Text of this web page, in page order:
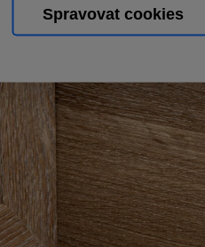
Spravovat cookies